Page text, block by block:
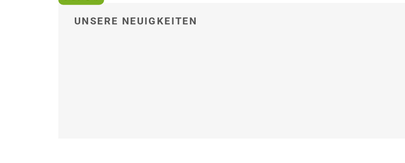
UNSERE NEUIGKEITEN